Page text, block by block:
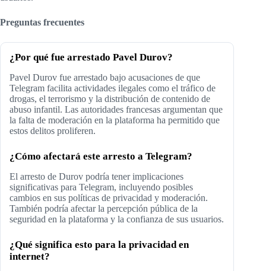
Preguntas frecuentes
¿Por qué fue arrestado Pavel Durov?
Pavel Durov fue arrestado bajo acusaciones de que
Telegram facilita actividades ilegales como el tráfico de
drogas, el terrorismo y la distribución de contenido de
abuso infantil. Las autoridades francesas argumentan que
la falta de moderación en la plataforma ha permitido que
estos delitos proliferen.
¿Cómo afectará este arresto a Telegram?
El arresto de Durov podría tener implicaciones
significativas para Telegram, incluyendo posibles
cambios en sus políticas de privacidad y moderación.
También podría afectar la percepción pública de la
seguridad en la plataforma y la confianza de sus usuarios.
¿Qué significa esto para la privacidad en
internet?